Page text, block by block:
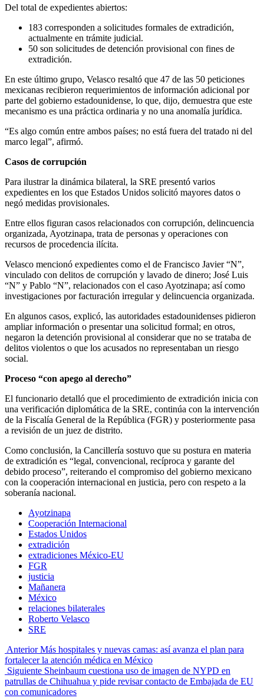
Del total de expedientes abiertos:
183 corresponden a solicitudes formales de extradición,
actualmente en trámite judicial.
50 son solicitudes de detención provisional con fines de
extradición.
En este último grupo, Velasco resaltó que 47 de las 50 peticiones
mexicanas recibieron requerimientos de información adicional por
parte del gobierno estadounidense, lo que, dijo, demuestra que este
mecanismo es una práctica ordinaria y no una anomalía jurídica.
“Es algo común entre ambos países; no está fuera del tratado ni del
marco legal”, afirmó.
Casos de corrupción
Para ilustrar la dinámica bilateral, la SRE presentó varios
expedientes en los que Estados Unidos solicitó mayores datos o
negó medidas provisionales.
Entre ellos figuran casos relacionados con corrupción, delincuencia
organizada, Ayotzinapa, trata de personas y operaciones con
recursos de procedencia ilícita.
Velasco mencionó expedientes como el de Francisco Javier “N”,
vinculado con delitos de corrupción y lavado de dinero; José Luis
“N” y Pablo “N”, relacionados con el caso Ayotzinapa; así como
investigaciones por facturación irregular y delincuencia organizada.
En algunos casos, explicó, las autoridades estadounidenses pidieron
ampliar información o presentar una solicitud formal; en otros,
negaron la detención provisional al considerar que no se trataba de
delitos violentos o que los acusados no representaban un riesgo
social.
Proceso “con apego al derecho”
El funcionario detalló que el procedimiento de extradición inicia con
una verificación diplomática de la SRE, continúa con la intervención
de la Fiscalía General de la República (FGR) y posteriormente pasa
a revisión de un juez de distrito.
Como conclusión, la Cancillería sostuvo que su postura en materia
de extradición es “legal, convencional, recíproca y garante del
debido proceso”, reiterando el compromiso del gobierno mexicano
con la cooperación internacional en justicia, pero con respeto a la
soberanía nacional.
Ayotzinapa
Cooperación Internacional
Estados Unidos
extradición
extradiciones México-EU
FGR
justicia
Mañanera
México
relaciones bilaterales
Roberto Velasco
SRE
Anterior Más hospitales y nuevas camas: así avanza el plan para
fortalecer la atención médica en México
Siguiente Sheinbaum cuestiona uso de imagen de NYPD en
patrullas de Chihuahua y pide revisar contacto de Embajada de EU
con comunicadores